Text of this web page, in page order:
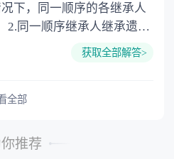
生活的继承人，分配遗产
义务的，分配遗产时，应当
获取全部解答>
全部
推荐